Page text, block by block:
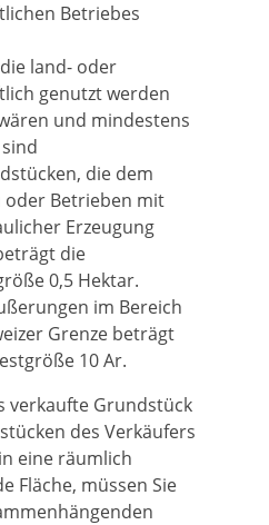
Betriebes
land- oder
genutzt werden
und mindestens
die dem
oder Betrieben mit
Erzeugung
die
0,5 Hektar.
im Bereich
Grenze beträgt
10 Ar.
verkaufte Grundstück
des Verkäufers
eine räumlich
Fläche, müssen Sie